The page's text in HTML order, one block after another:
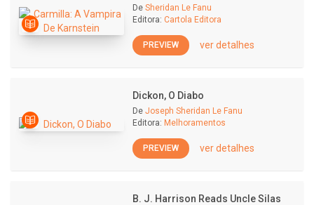
De Sheridan Le Fanu
Editora: Cartola Editora
PREVIEW ver detalhes
Dickon, O Diabo
De Joseph Sheridan Le Fanu
Editora: Melhoramentos
PREVIEW ver detalhes
B. J. Harrison Reads Uncle Silas